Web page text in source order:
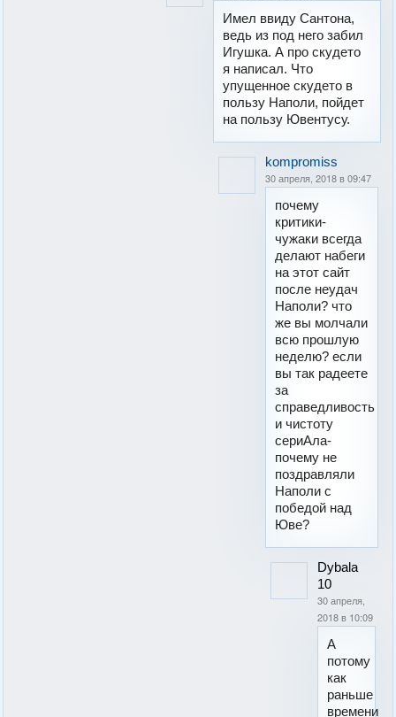
Имел ввиду Сантона,
ведь из под него забил
Игушка. А про скудето
я написал. Что
упущенное скудето в
пользу Наполи, пойдет
на пользу Ювентусу.
kompromiss
30 апреля, 2018 в 09:47
почему
критики-
чужаки всегда
делают набеги
на этот сайт
после неудач
Наполи? что
же вы молчали
всю прошлую
неделю? если
вы так радеете
за
справедливость
и чистоту
сериАла-
почему не
поздравляли
Наполи с
победой над
Юве?
Dybala
10
30 апреля,
2018 в 10:09
А
потому
как
раньше
времени